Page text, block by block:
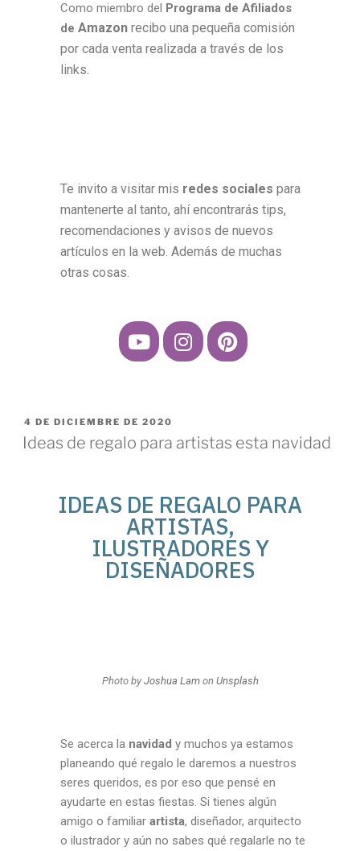
Como miembro del Programa de Afiliados
de Amazon recibo una pequeña comisión
por cada venta realizada a través de los
links.
Te invito a visitar mis redes sociales para
mantenerte al tanto, ahí encontrarás tips,
recomendaciones y avisos de nuevos
artículos en la web. Además de muchas
otras cosas.
4 DE DICIEMBRE DE 2020
Ideas de regalo para artistas esta navidad
IDEAS DE REGALO PARA
ARTISTAS,
ILUSTRADORES Y
DISEÑADORES
Photo by Joshua Lamon Unsplash
Se acerca la navidad y muchos ya estamos
planeando qué regalo le daremos a nuestros
seres queridos, es por eso que pensé en
ayudarte en estas fiestas. Si tienes algún
amigo o familiar artista, diseñador, arquitecto
o ilustrador y aún no sabes qué regalarle no te